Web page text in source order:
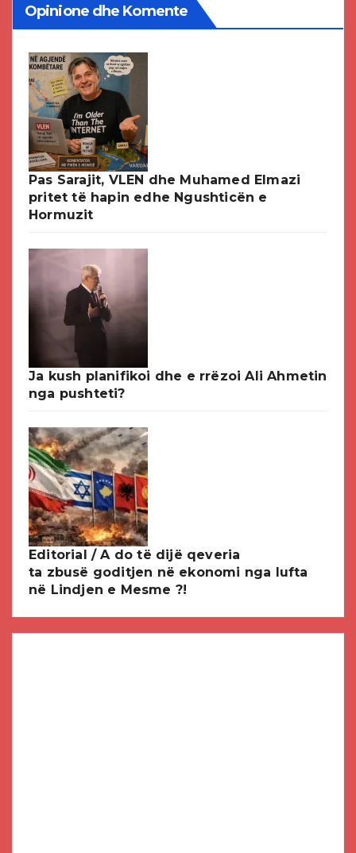
Opinione dhe Komente
Pas Sarajit, VLEN dhe Muhamed Elmazi
pritet të hapin edhe Ngushticën e
Hormuzit
Ja kush planifikoi dhe e rrëzoi Ali Ahmetin
nga pushteti?
Editorial / A do të dijë qeveria
ta zbusë goditjen në ekonomi nga lufta
në Lindjen e Mesme ?!